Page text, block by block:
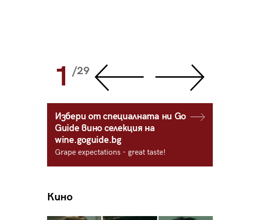
1 /29
Избери от специалната ни Go
Guide вино селекция на
wine.goguide.bg
Grape expectations - great taste!
Кино